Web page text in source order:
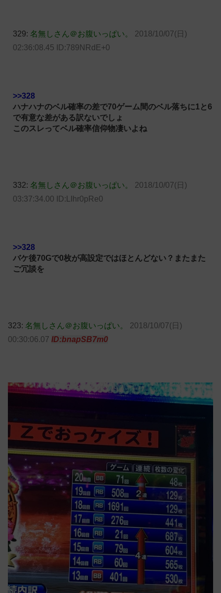
329: 名無しさん＠お腹いっぱい。
2018/10/07(日)
02:36:08.45 ID:789NRdE+0
>>328
ハナハナのベル確率の差で70ゲーム間のベル落ちに1と6
で有意な差がある訳ないでしょ
このスレってベル確率信仰物凄いよね
332: 名無しさん＠お腹いっぱい。
2018/10/07(日)
03:37:34.00 ID:LIhr0pRe0
>>328
バケ後70Gで0枚が高設定ではほとんどない？またまた
ご冗談を
323: 名無しさん＠お腹いっぱい。
2018/10/07(日)
00:30:06.07 ID:bnapSB7m0